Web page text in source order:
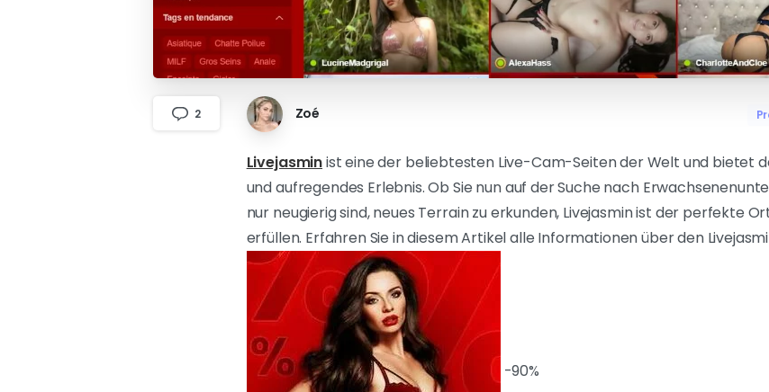
2 Zoé
Livejasminist eine der beliebtesten Live-Cam-Seiten der Welt und bietet
und aufregendes Erlebnis. Ob Sie nun auf der Suche nach
nur neugierig sind, neues Terrain zu erkunden, Livejasmin ist der perfekte
erfüllen. Erfahren Sie in diesem Artikel alle Informationen über den
-90%